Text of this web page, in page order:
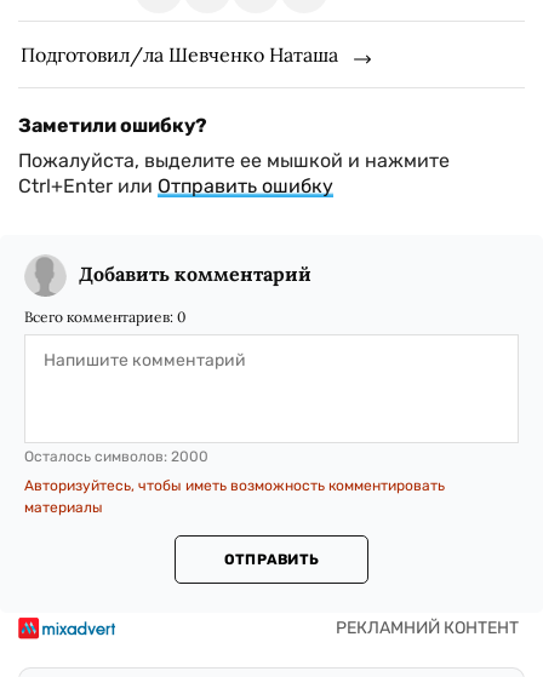
Подготовил/ла Шевченко Наташа
Заметили ошибку?
Пожалуйста, выделите ее мышкой и нажмите
Ctrl+Enter или Отправить ошибку
Добавить комментарий
Всего комментариев: 0
Осталось символов: 2000
Авторизуйтесь, чтобы иметь возможность комментировать
материалы
ОТПРАВИТЬ